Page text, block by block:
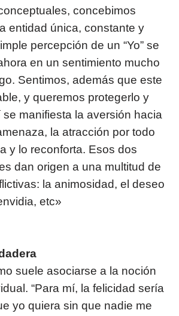
concebimos
entidad única, constante y
percepción de un “Yo” se
en un sentimiento mucho
Sentimos, además que este
y queremos protegerlo y
manifiesta la aversión hacia
la atracción por todo
y lo reconforta. Esos dos
dan origen a una multitud de
la animosidad, el deseo
etc»
suele asociarse a la noción
“Para mí, la felicidad sería
yo quiera sin que nadie me